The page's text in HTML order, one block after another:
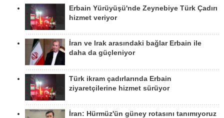
Erbain Yürüyüşü'nde Zeynebiye Türk Çadırı
hizmet veriyor
İran ve Irak arasındaki bağlar Erbain ile
daha da güçleniyor
Türk ikram çadırlarında Erbain
ziyaretçilerine hizmet sürüyor
İran: Hürmüz'ün güney rotasını tanımıyoruz